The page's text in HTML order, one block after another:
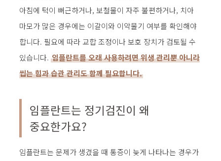
아침에 턱이 뻐근하거나, 보철물이 자주 불편하거나, 치아
마모가 많은 경우에는 이갈이와 이악물기 여부를 확인해야
합니다. 필요에 따라 교합 조정이나 보호 장치가 검토될 수
있습니다. 임플란트를 오래 사용하려면 위생 관리뿐 아니라
씹는 힘과 습관 관리도 함께 필요합니다.
임플란트는 정기검진이 왜
중요한가요?
임플란트는 문제가 생겼을 때 통증이 늦게 나타나는 경우가